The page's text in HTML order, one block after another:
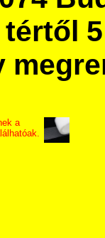
a